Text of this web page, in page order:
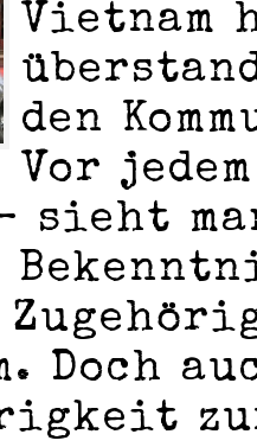
Vietnam
den
Vor
sieht
Doch